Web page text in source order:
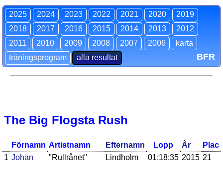
2025 2024 2023 2022 2021 2020
2019
2018
2017 2016 2015 2014 2013
2012
2011
2010 2009 2008 2007 2006
karta
träningsprogram
alla resultat BFR
The Big Flogsta Rush
Förnamn Artistnamn Efternamn Lopp År
Plac
1 Johan "Rullrånet" Lindholm 01:18:35 2015 21